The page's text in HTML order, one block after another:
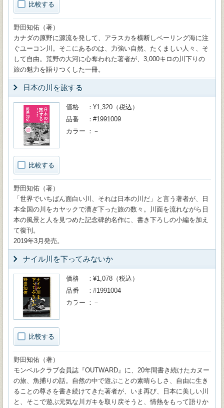
比較する
野田知佑（著）
カナダの原野に源流を発して、アラスカを横断しベーリング海に注
ぐユーコン川。そこにあるのは、力強い自然、たくましい人々、そ
して自由。荒野の大河に心奪われた著者が、3,000キロの川下りの
旅の魅力を語りつくした一冊。
日本の川を旅する
比較する
価格
¥1,320（税込）
品番
#1991009
カラー
－
野田知佑（著）
「世界でいちばん面白い川、それは日本の川だ」と言う著者が、日
本全国の川をカヤックで漕ぎ下った旅の数々。川面を流れながら日
本の風景と人を見つめた記念碑的名作に、書き下ろしの小編を加え
て復刊。
2019年3月発売。
ナイル川を下ってみないか
比較する
価格
¥1,078（税込）
品番
#1991004
カラー
－
野田知佑（著）
モンベルクラブ会員誌『OUTWARD』に、20年間書き続けたカヌー
の旅、魚捕りの話。自然の中で遊ぶことの素晴らしさ、自由に生き
ることの尊さを書き続けてきた著者が、いま再び、日本に美しい川
と、そこで遊ぶ元気な川ガキを取り戻そうと、情熱をもって語りか